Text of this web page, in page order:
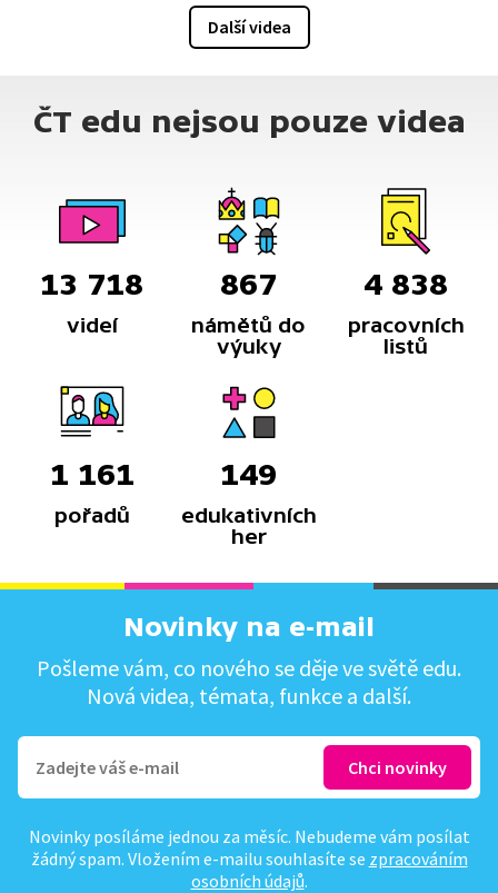
Další videa
ČT edu nejsou pouze videa
13 718
videí
867
námětů do
výuky
4 838
pracovních
listů
1 161
pořadů
149
edukativních
her
Novinky na e-mail
Pošleme vám, co nového se děje ve světě edu.
Nová videa, témata, funkce a další.
Novinky posíláme jednou za měsíc. Nebudeme vám posílat
žádný spam. Vložením e-mailu souhlasíte se zpracováním
osobních údajů.